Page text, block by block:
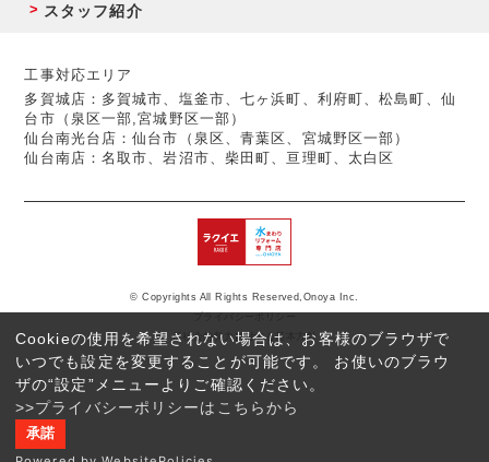
Cookieの使用を希望されない場合は、お客様のブラウザで
いつでも設定を変更することが可能です。 お使いのブラウ
ザの“設定”メニューよりご確認ください。
>>プライバシーポリシーはこちらから
承諾
反社会的勢力に対する基本方針
© Copyrights All Rights Reserved,Onoya Inc.
スタッフ紹介
工事対応エリア
多賀城店：多賀城市、塩釜市、七ヶ浜町、利府町、松島町、仙
台市（泉区一部,宮城野区一部）
仙台南光台店：仙台市（泉区、青葉区、宮城野区一部）
仙台南店：名取市、岩沼市、柴田町、亘理町、太白区